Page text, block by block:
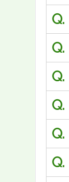
Q.
Q.
Q.
Q.
Q.
Q.